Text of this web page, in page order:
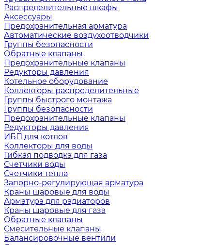
Распределительные шкафы
Аксессуары
Предохранительная арматура
Автоматические воздухоотводчики
Группы безопасности
Обратные клапаны
Предохранительные клапаны
Редукторы давления
Котельное оборудование
Коллекторы распределительные
Группы быстрого монтажа
Группы безопасности
Предохранительные клапаны
Редукторы давления
ИБП для котлов
Коллекторы для воды
Гибкая подводка для газа
Счетчики воды
Счетчики тепла
Запорно-регулирующая арматура
Краны шаровые для воды
Арматура для радиаторов
Краны шаровые для газа
Обратные клапаны
Смесительные клапаны
Балансировочные вентили